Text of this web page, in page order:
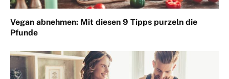
Vegan abnehmen: Mit diesen 9 Tipps purzeln die
Pfunde